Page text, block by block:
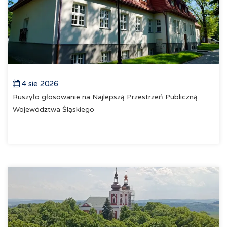
4 sie 2026
Ruszyło głosowanie na Najlepszą Przestrzeń Publiczną
Województwa Śląskiego